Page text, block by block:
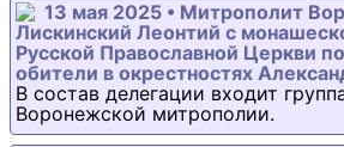
13 мая 2025 • Митрополит
Лискинский Леонтий с
Русской Православной Церкви
обители в окрестностях
В состав делегации входит
Воронежской митрополии.